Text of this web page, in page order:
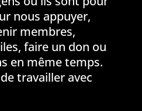
nous appuyer,
membres,
faire un don ou
en même temps.
travailler avec